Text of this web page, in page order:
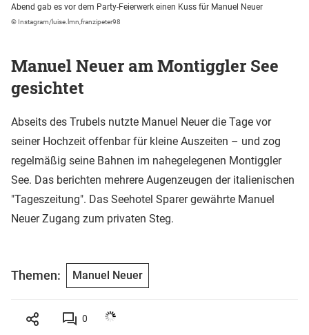
Abend gab es vor dem Party-Feierwerk einen Kuss für Manuel Neuer
© Instagram/luise.lmn,franzipeter98
Manuel Neuer am Montiggler See
gesichtet
Abseits des Trubels nutzte Manuel Neuer die Tage vor
seiner Hochzeit offenbar für kleine Auszeiten – und zog
regelmäßig seine Bahnen im nahegelegenen Montiggler
See. Das berichten mehrere Augenzeugen der italienischen
"Tageszeitung". Das Seehotel Sparer gewährte Manuel
Neuer Zugang zum privaten Steg.
Themen: Manuel Neuer
0